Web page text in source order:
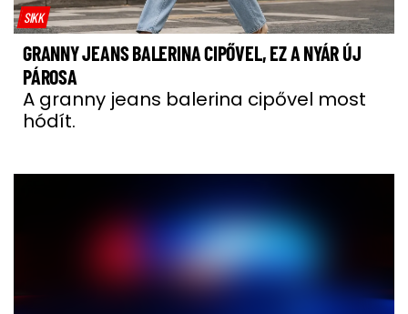
SIKK
GRANNY JEANS BALERINA CIPŐVEL, EZ A NYÁR ÚJ
PÁROSA
A granny jeans balerina cipővel most
hódít.